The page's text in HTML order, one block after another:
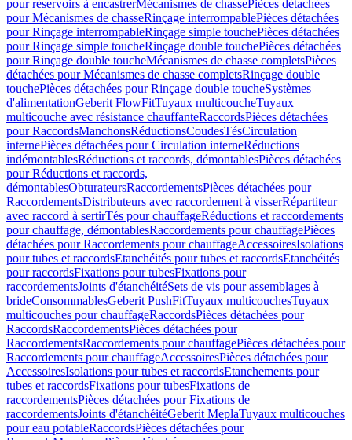
pour réservoirs à encastrerMécanismes de chassePièces détachées
pour Mécanismes de chasseRinçage interrompablePièces détachées
pour Rinçage interrompableRinçage simple touchePièces détachées
pour Rinçage simple toucheRinçage double touchePièces détachées
pour Rinçage double toucheMécanismes de chasse completsPièces
détachées pour Mécanismes de chasse completsRinçage double
touchePièces détachées pour Rinçage double toucheSystèmes
d'alimentationGeberit FlowFitTuyaux multicoucheTuyaux
multicouche avec résistance chauffanteRaccordsPièces détachées
pour RaccordsManchonsRéductionsCoudesTésCirculation
internePièces détachées pour Circulation interneRéductions
indémontablesRéductions et raccords, démontablesPièces détachées
pour Réductions et raccords,
démontablesObturateursRaccordementsPièces détachées pour
RaccordementsDistributeurs avec raccordement à visserRépartiteur
avec raccord à sertirTés pour chauffageRéductions et raccordements
pour chauffage, démontablesRaccordements pour chauffagePièces
détachées pour Raccordements pour chauffageAccessoiresIsolations
pour tubes et raccordsEtanchéités pour tubes et raccordsEtanchéités
pour raccordsFixations pour tubesFixations pour
raccordementsJoints d'étanchéitéSets de vis pour assemblages à
brideConsommablesGeberit PushFitTuyaux multicouchesTuyaux
multicouches pour chauffageRaccordsPièces détachées pour
RaccordsRaccordementsPièces détachées pour
RaccordementsRaccordements pour chauffagePièces détachées pour
Raccordements pour chauffageAccessoiresPièces détachées pour
AccessoiresIsolations pour tubes et raccordsEtanchements pour
tubes et raccordsFixations pour tubesFixations de
raccordementsPièces détachées pour Fixations de
raccordementsJoints d'étanchéitéGeberit MeplaTuyaux multicouches
pour eau potableRaccordsPièces détachées pour